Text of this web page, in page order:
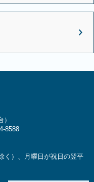
8588
く）、月曜日が祝日の翌平